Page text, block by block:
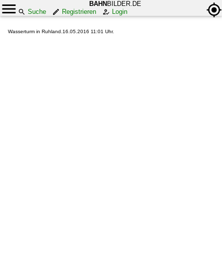
BAHN BILDER.DE
Suche
Registrieren Login
Wasserturm in Ruhland.16.05.2016 11:01 Uhr.